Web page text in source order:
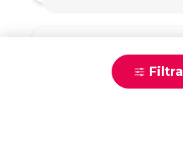
Filtra
Scrivici